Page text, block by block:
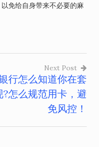
免给自身带来不必要的麻
Next Post
行怎么知道你在套
?怎么规范用卡，避
免风控！